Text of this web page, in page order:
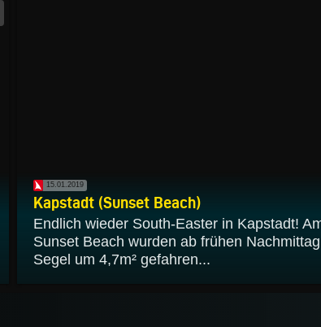
15.01.2019
Kapstadt (Sunset Beach)
Endlich wieder South-Easter in Kapstadt!
Sunset Beach wurden ab frühen Nachmittag
Segel um 4,7m² gefahren...